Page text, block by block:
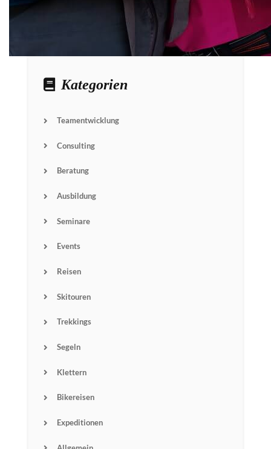
Kategorien
Teamentwicklung
Consulting
Beratung
Ausbildung
Seminare
Events
Reisen
Skitouren
Trekkings
Segeln
Klettern
Bikereisen
Expeditionen